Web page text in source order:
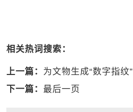
相关热词搜索：
上一篇： 为文物生成“数字指纹”
下一篇：最后一页